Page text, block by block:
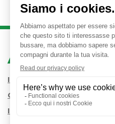
AREA UTENTE
Iscrizione alla Newsletter
Contatti
Informativa Privacy